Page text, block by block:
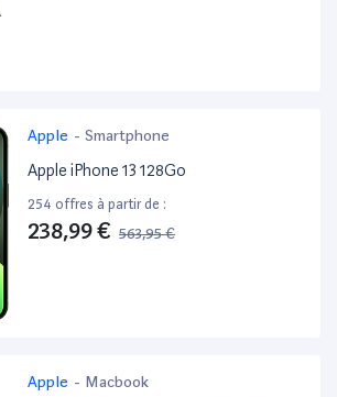
Apple - Smartphone
Apple iPhone 13 128Go
254 offres à partir de :
238,99 € 563,95 €
Apple - Macbook